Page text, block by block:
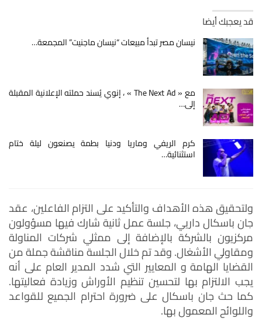
قد يعجبك أيضا
نيسان مصر تبدأ مبيعات “نيسان ماجنيت” المجمعة…
مع « The Next Ad » ، إنوي يُسند حملته الإعلانية المقبلة
إلى…
كرم الريفي وماريا ودنيا بطمة يصنعون ليلة ختام
استثنائية…
ولتحقيق هذه الأهداف والتأكيد على التزام الفاعلين، عقد
جان باسكال داريي، جلسة عمل ثانية شارك فيها مسؤولون
مركزيون بالشركة بالإضافة إلى ممثلي شركات المناولة
ومقاولي الأشغال. وقد تم خلال الجلسة مناقشة جملة من
القضايا الهامة و المعايير التي شدد المدير العام على أنه
يجب الالتزام بها لتحسين تنظيم الأوراش وزيادة فعاليتها.
كما حث جان باسكال على ضرورة احترام الجميع للقواعد
واللوائح المعمول بها.